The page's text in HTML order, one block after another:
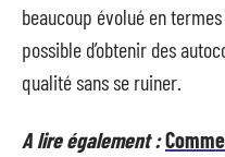
beaucoup évolué en
possible d’obtenir des
qualité sans se ruiner.
A lire également :